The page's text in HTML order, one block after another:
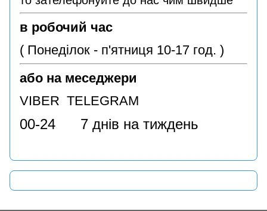
в робочий час
( Понеділок - п'ятниця 10-17 год. )
або на меседжери
VIBER TELEGRAM
00-24 7 днів на тиждень